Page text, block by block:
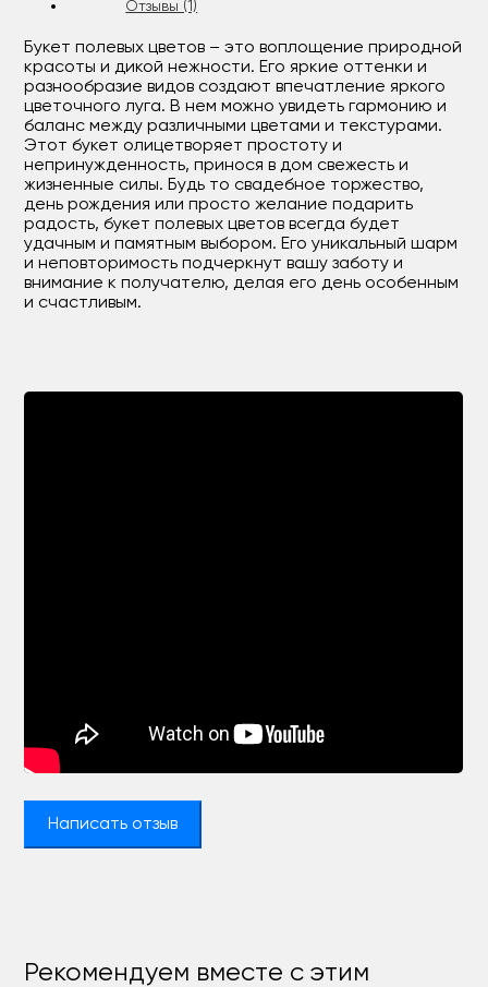
Отзывы (1)
Букет полевых цветов – это воплощение природной
красоты и дикой нежности. Его яркие оттенки и
разнообразие видов создают впечатление яркого
цветочного луга. В нем можно увидеть гармонию и
баланс между различными цветами и текстурами.
Этот букет олицетворяет простоту и
непринужденность, принося в дом свежесть и
жизненные силы. Будь то свадебное торжество,
день рождения или просто желание подарить
радость, букет полевых цветов всегда будет
удачным и памятным выбором. Его уникальный шарм
и неповторимость подчеркнут вашу заботу и
внимание к получателю, делая его день особенным
и счастливым.
Написать отзыв
Рекомендуем вместе с этим